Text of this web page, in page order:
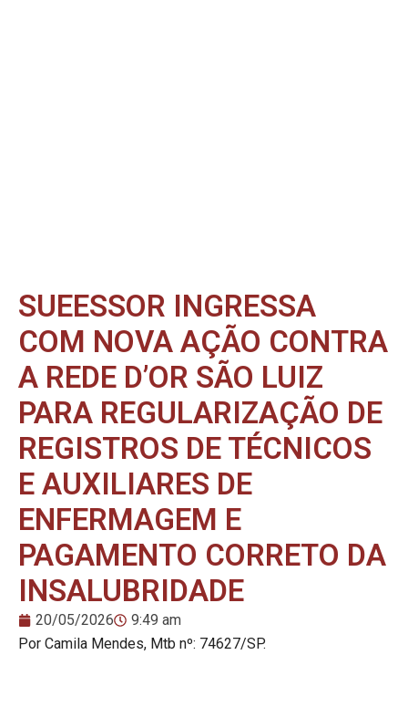
SUEESSOR INGRESSA
COM NOVA AÇÃO CONTRA
A REDE D’OR SÃO LUIZ
PARA REGULARIZAÇÃO DE
REGISTROS DE TÉCNICOS
E AUXILIARES DE
ENFERMAGEM E
PAGAMENTO CORRETO DA
INSALUBRIDADE
20/05/2026
9:49 am
Por Camila Mendes, Mtb nº: 74627/SP.